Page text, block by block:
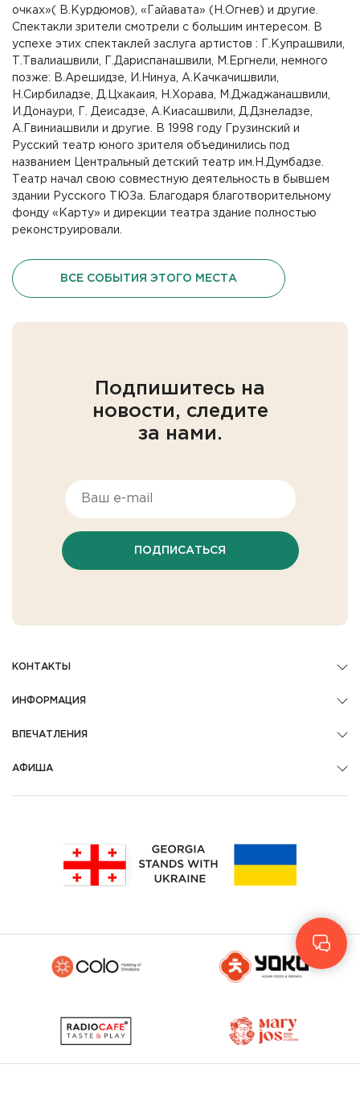
очках»( В.Курдюмов), «Гайавата» (Н.Огнев) и другие.
Спектакли зрители смотрели с большим интересом. В
успехе этих спектаклей заслуга артистов : Г.Купрашвили,
Т.Твалиашвили, Г.Дариспанашвили, М.Ергнели, немного
позже: В.Арешидзе, И.Нинуа, А.Качкачишвили,
Н.Сирбиладзе, Д.Цхакаия, Н.Хорава, М.Джаджанашвили,
И.Донаури, Г. Деисадзе, А.Киасашвили, Д.Дзнеладзе,
А.Гвиниашвили и другие. В 1998 году Грузинский и
Русский театр юного зрителя объединились под
названием Центральный детский театр им.Н.Думбадзе.
Театр начал свою совместную деятельность в бывшем
здании Русского ТЮЗа. Благодаря благотворительному
фонду «Карту» и дирекции театра здание полностью
реконструировали.
ВСЕ СОБЫТИЯ ЭТОГО МЕСТА
Подпишитесь на
новости, следите
за нами.
ПОДПИСАТЬСЯ
КОНТАКТЫ
ИНФОРМАЦИЯ
ВПЕЧАТЛЕНИЯ
АФИША
Geo